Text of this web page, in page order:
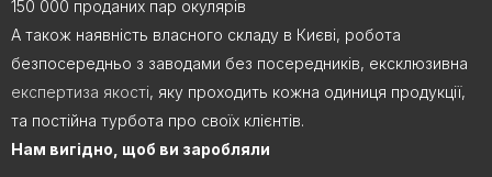
150 000 проданих пар окулярів
А також наявність власного складу в Києві, робота
безпосередньо з заводами без посередників, ексклюзивна
експертиза якості, яку проходить кожна одиниця продукції,
та постійна турбота про своїх клієнтів.
Нам вигідно, щоб ви заробляли